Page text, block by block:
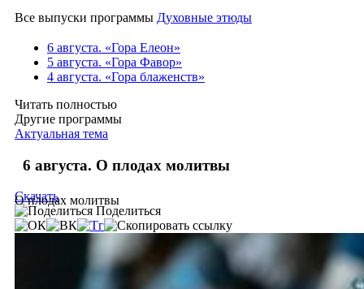
Все выпуски программы Духовные этюды
6 августа. «Гора Елеон»
5 августа. «Гора Фавор»
4 августа. «Гора блаженств»
Читать полностью
Другие программы
Актуальная тема
6 августа. О плодах молитвы
О плодах молитвы
Скачать
Поделиться